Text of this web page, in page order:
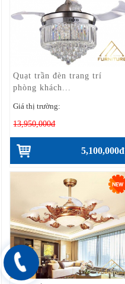
Quạt trần đèn trang trí
phòng khách...
Giá thị trường:
13,950,000đ
5,100,000đ